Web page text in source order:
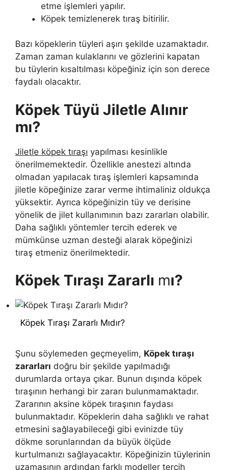
etme işlemleri yapılır.
Köpek temizlenerek tıraş bitirilir.
Bazı köpeklerin tüyleri aşırı şekilde uzamaktadır.
Zaman zaman kulaklarını ve gözlerini kapatan
bu tüylerin kısaltılması köpeğiniz için son derece
faydalı olacaktır.
Köpek Tüyü Jiletle Alınır
mı?
Jiletle köpek tıraşı yapılması kesinlikle
önerilmemektedir. Özellikle anestezi altında
olmadan yapılacak tıraş işlemleri kapsamında
jiletle köpeğinize zarar verme ihtimaliniz oldukça
yüksektir. Ayrıca köpeğinizin tüy ve derisine
yönelik de jilet kullanımının bazı zararları olabilir.
Daha sağlıklı yöntemler tercih ederek ve
mümkünse uzman desteği alarak köpeğinizi
tıraş etmeniz önerilmektedir.
Köpek Tıraşı Zararlı mı?
Köpek Tıraşı Zararlı Mıdır?
Şunu söylemeden geçmeyelim, Köpek tıraşı
zararları doğru bir şekilde yapılmadığı
durumlarda ortaya çıkar. Bunun dışında köpek
tıraşının herhangi bir zararı bulunmamaktadır.
Zararının aksine köpek tıraşının faydası
bulunmaktadır. Köpeklerin daha sağlıklı ve rahat
etmesini sağlayabileceği gibi evinizde tüy
dökme sorunlarından da büyük ölçüde
kurtulmanızı sağlayacaktır. Köpeğinizin tüylerinin
uzamasının ardından farklı modeller tercih